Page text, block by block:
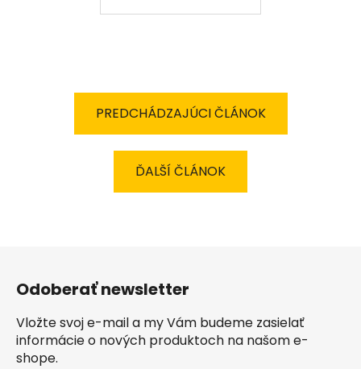
PREDCHÁDZAJÚCI ČLÁNOK
ĎALŠÍ ČLÁNOK
Odoberať newsletter
Vložte svoj e-mail a my Vám budeme zasielať
informácie o nových produktoch na našom e-
shope.